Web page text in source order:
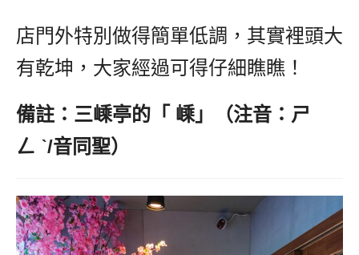
店門外特別做得簡單低調，其實裡頭大
有乾坤，大家經過可得仔細瞧瞧！
備註：三嵊亭的「 嵊」（注音：ㄕ
ㄥ ˋ/音同聖）